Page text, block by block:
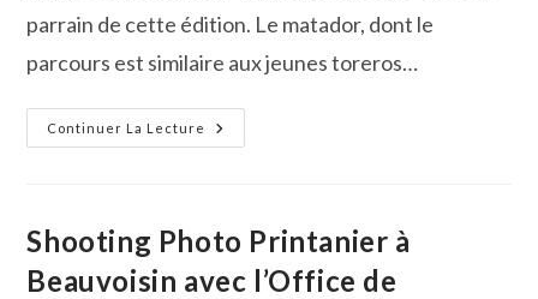
parrain de cette édition. Le matador, dont le
parcours est similaire aux jeunes toreros…
Continuer La Lecture
Journée
De
Shooting Photo Printanier à
Beauvoisin avec l’Office de